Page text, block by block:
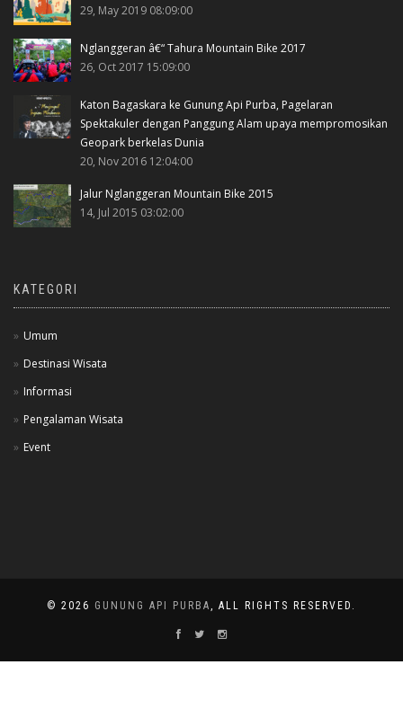
29, May 2019 08:09:00
Nglanggeran â€“ Tahura Mountain Bike 2017
26, Oct 2017 15:09:00
Katon Bagaskara ke Gunung Api Purba, Pagelaran
Spektakuler dengan Panggung Alam upaya mempromosikan
Geopark berkelas Dunia
20, Nov 2016 12:04:00
Jalur Nglanggeran Mountain Bike 2015
14, Jul 2015 03:02:00
KATEGORI
Umum
Destinasi Wisata
Informasi
Pengalaman Wisata
Event
© 2026 GUNUNG API PURBA , ALL RIGHTS RESERVED.